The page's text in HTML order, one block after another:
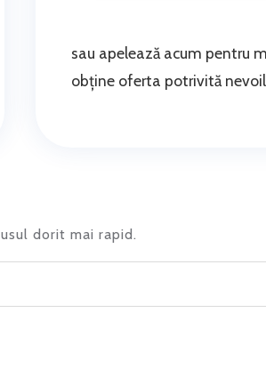
sau apelează acum pentru
obține oferta potrivită
dorit mai rapid.